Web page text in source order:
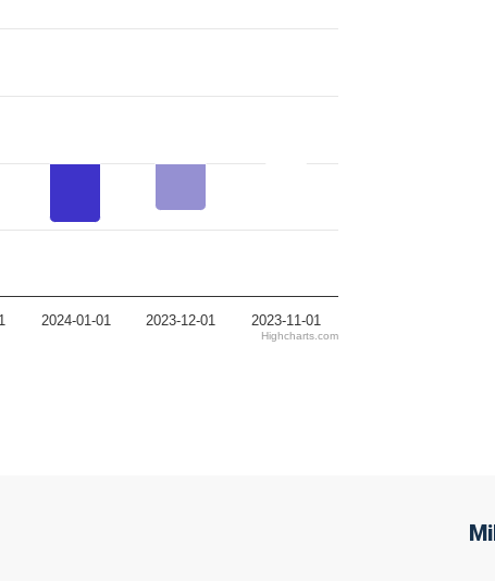
2024-01-01 2023-12-01 2023-11-01
Highcharts.com